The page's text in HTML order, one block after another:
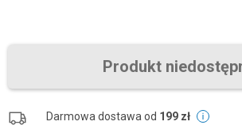
Produkt
Darmowa dostawa od 199 zł